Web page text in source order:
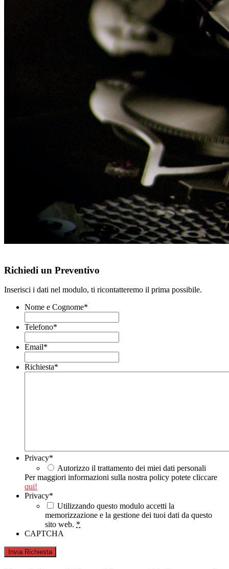
Richiedi un Preventivo
Inserisci i dati nel modulo, ti ricontatteremo il prima possibile.
Nome e Cognome*
Telefono*
Email*
Richiesta*
Privacy*
Autorizzo il trattamento dei miei dati personali
Per maggiori informazioni sulla nostra policy potete cliccare
qui!
Privacy*
Utilizzando questo modulo accetti la
memorizzazione e la gestione dei tuoi dati da questo
sito web. *
CAPTCHA